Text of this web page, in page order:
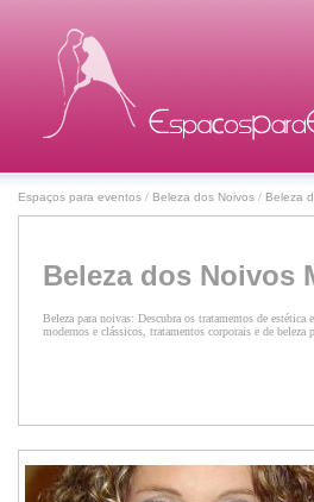
Espaços para eventos / Beleza dos Noivos / Beleza
Beleza dos Noivos
Beleza para noivas: Descubra os tratamentos de
modernos e clássicos, tratamentos corporais e de beleza